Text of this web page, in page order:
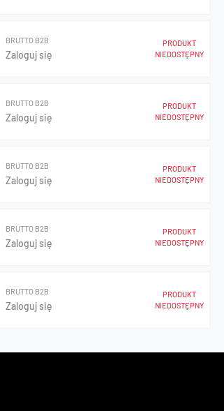
BRUTTO B2B
Zaloguj się
PRODUKT
NIEDOSTĘPNY
BRUTTO B2B
Zaloguj się
PRODUKT
NIEDOSTĘPNY
BRUTTO B2B
Zaloguj się
PRODUKT
NIEDOSTĘPNY
BRUTTO B2B
Zaloguj się
PRODUKT
NIEDOSTĘPNY
BRUTTO B2B
Zaloguj się
PRODUKT
NIEDOSTĘPNY